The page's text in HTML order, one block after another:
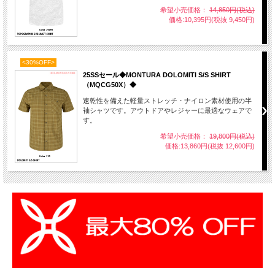
希望小売価格： 14,850円(税込)
価格:10,395円(税抜 9,450円)
<30%OFF>
25SSセール◆MONTURA DOLOMITI S/S SHIRT
（MQCG50X）◆
速乾性を備えた軽量ストレッチ・ナイロン素材使用の半
袖シャツです。アウトドアやレジャーに最適なウェアで
す。
希望小売価格： 19,800円(税込)
価格:13,860円(税抜 12,600円)